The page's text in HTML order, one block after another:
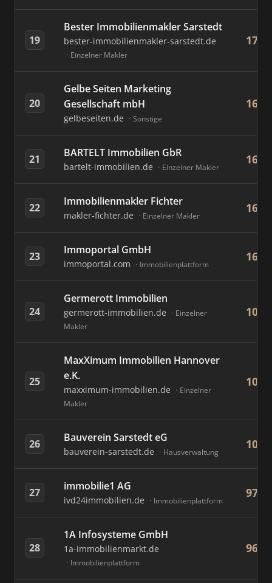
19
Bester Immobilienmakler Sarstedt
bester-immobilienmakler-sarstedt.de
Einzelner Makler
172
20
Gelbe Seiten Marketing
Gesellschaft mbH
gelbeseiten.de Sonstige
167
21 BARTELT Immobilien GbR
bartelt-immobilien.de Einzelner Makler
166
22 Immobilienmakler Fichter
makler-fichter.de Einzelner Makler
162
23 Immoportal GmbH
immoportal.com Immobilienplattform
162
24
Germerott Immobilien
germerott-immobilien.de
Einzelner
Makler
109
25
MaxXimum Immobilien Hannover
e.K.
maxximum-immobilien.de
Einzelner
Makler
105
26 Bauverein Sarstedt eG
bauverein-sarstedt.de Hausverwaltung
101
27 immobilie1 AG
ivd24immobilien.de Immobilienplattform
97
28
1A Infosysteme GmbH
1a-immobilienmarkt.de
Immobilienplattform
96